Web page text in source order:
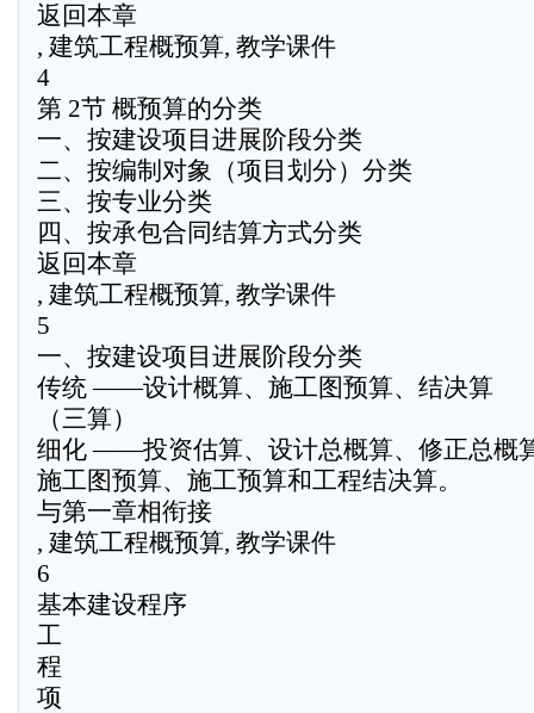
返回本章
, 建筑工程概预算, 教学课件
4
第 2节 概预算的分类
一、按建设项目进展阶段分类
二、按编制对象（项目划分）分类
三、按专业分类
四、按承包合同结算方式分类
返回本章
, 建筑工程概预算, 教学课件
5
一、按建设项目进展阶段分类
传统 ——设计概算、施工图预算、结决算
（三算）
细化 ——投资估算、设计总概算、修正总概
施工图预算、施工预算和工程结决算。
与第一章相衔接
, 建筑工程概预算, 教学课件
6
基本建设程序
工
程
项